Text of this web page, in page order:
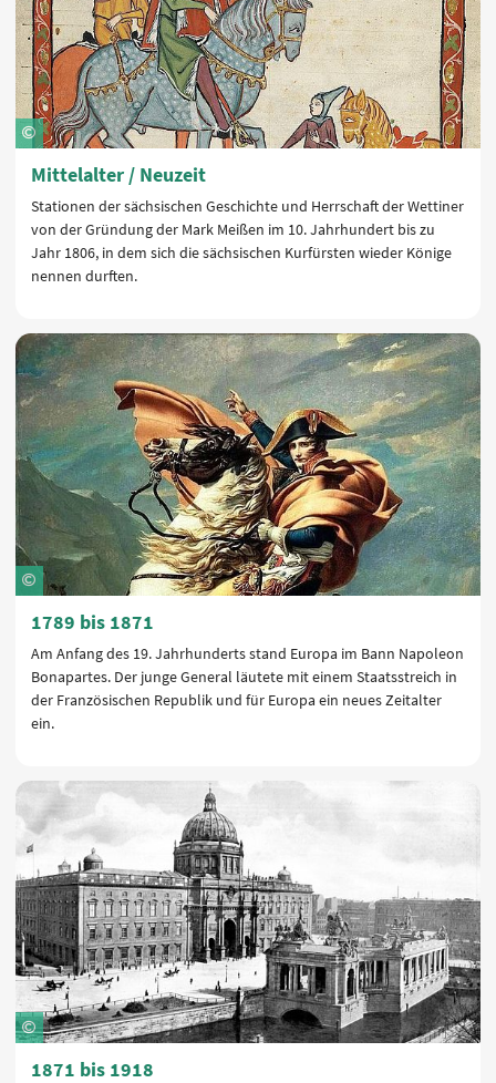
Mittelalter / Neuzeit
Stationen der sächsischen Geschichte und Herrschaft der Wettiner
von der Gründung der Mark Meißen im 10. Jahrhundert bis zu
Jahr 1806, in dem sich die sächsischen Kurfürsten wieder Könige
nennen durften.
1789 bis 1871
Am Anfang des 19. Jahrhunderts stand Europa im Bann Napoleon
Bonapartes. Der junge General läutete mit einem Staatsstreich in
der Französischen Republik und für Europa ein neues Zeitalter
ein.
1871 bis 1918